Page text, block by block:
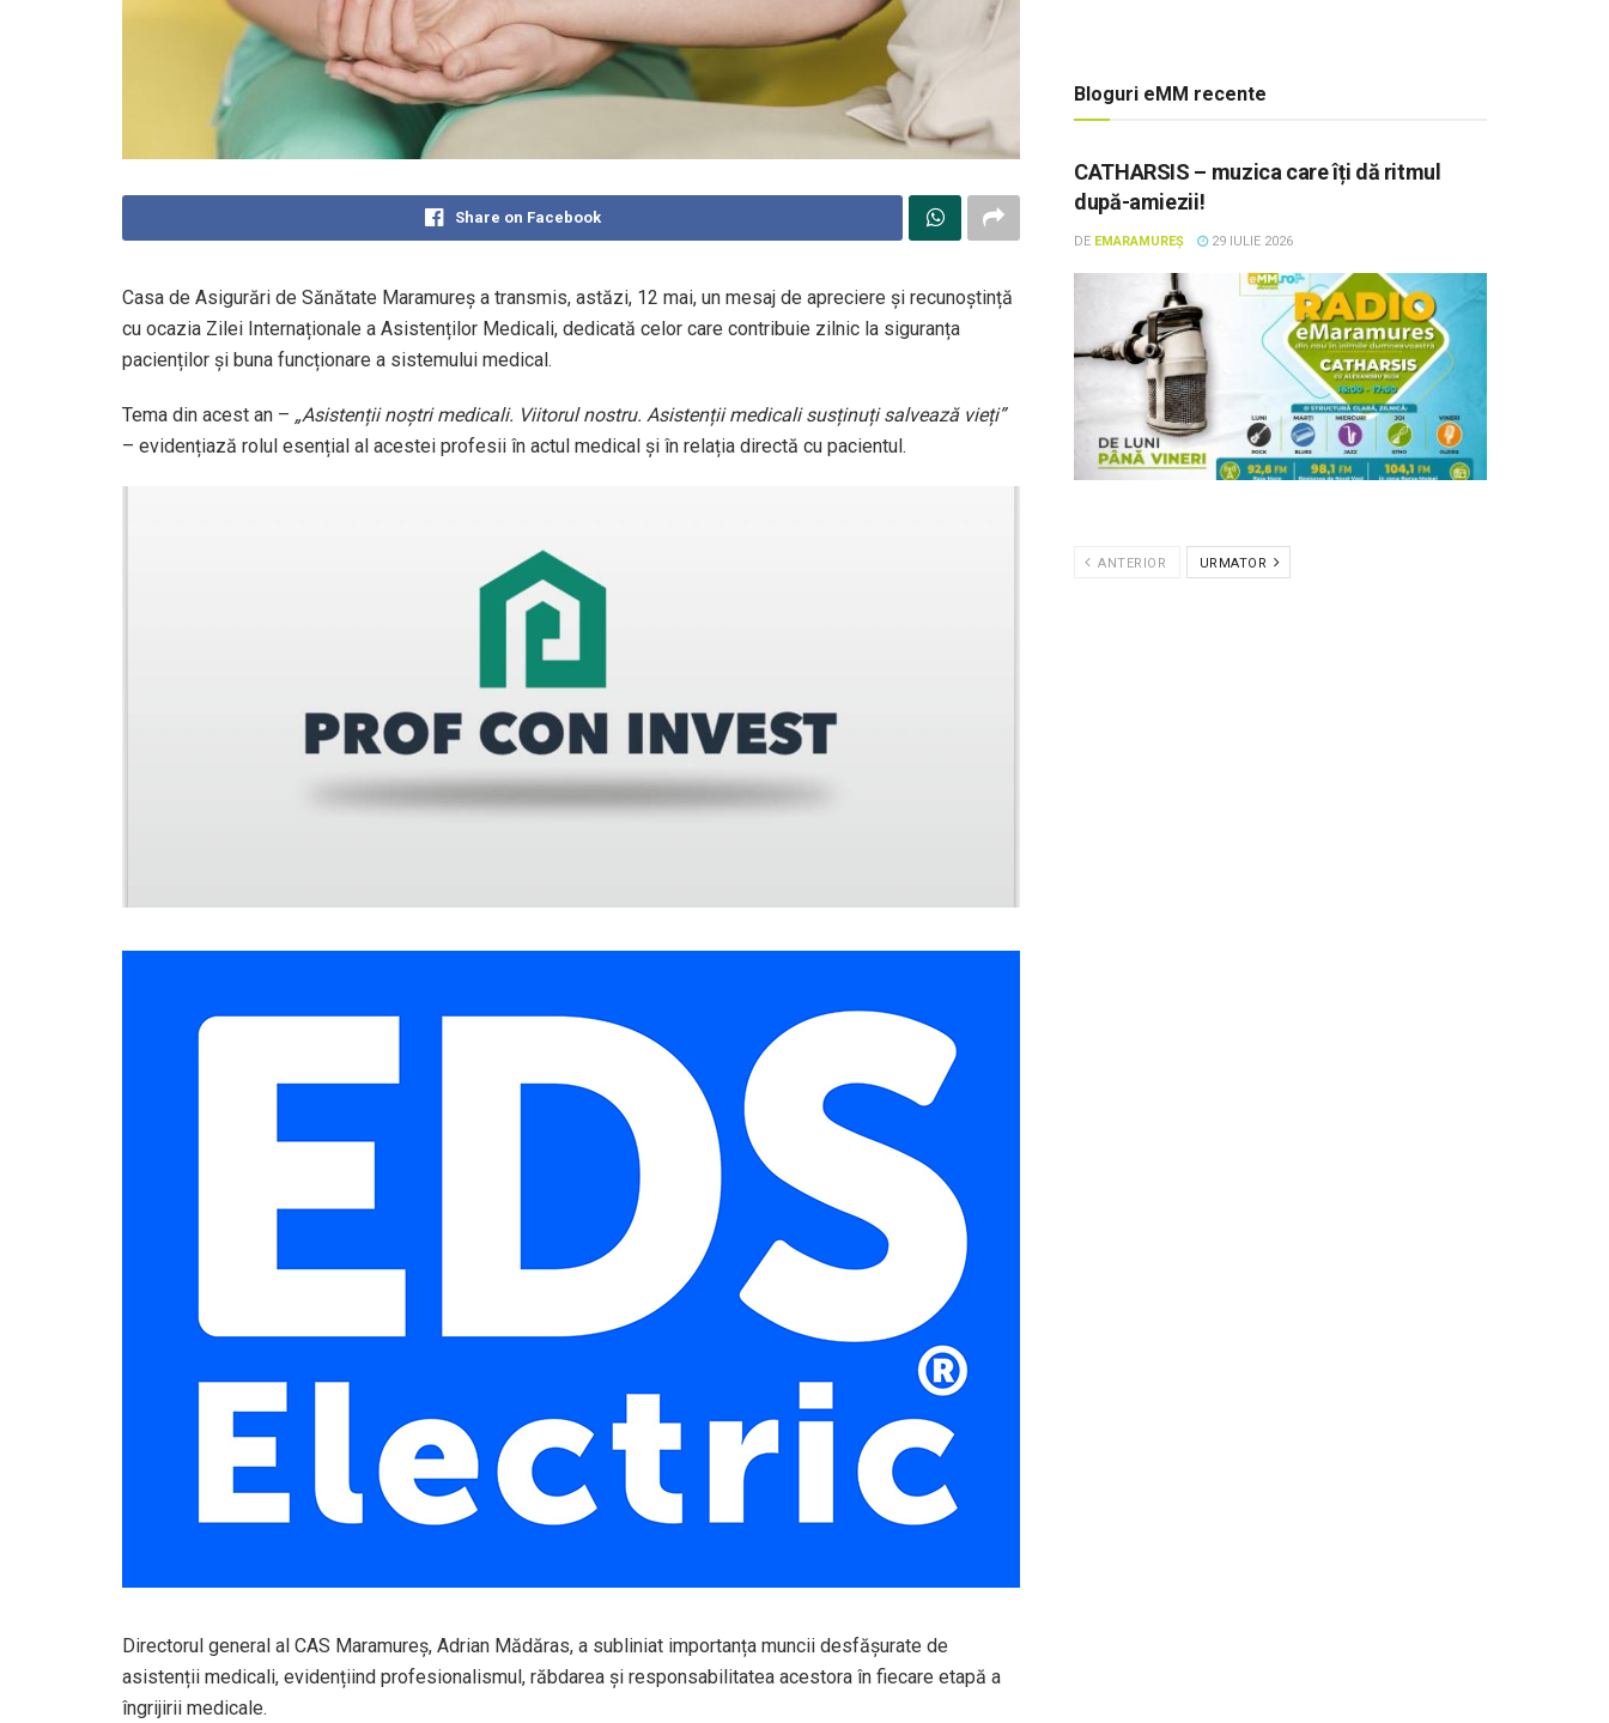
Share on Facebook
Casa de Asigurări de Sănătate Maramureș a transmis, astăzi, 12 mai, un mesaj de apreciere și recunoștință
cu ocazia Zilei Internaționale a Asistenților Medicali, dedicată celor care contribuie zilnic la siguranța
pacienților și buna funcționare a sistemului medical.
Tema din acest an – „Asistenții noștri medicali. Viitorul nostru. Asistenții medicali susținuți salvează vieți”
– evidențiază rolul esențial al acestei profesii în actul medical și în relația directă cu pacientul.
Directorul general al CAS Maramureș, Adrian Mădăras, a subliniat importanța muncii desfășurate de
asistenții medicali, evidențiind profesionalismul, răbdarea și responsabilitatea acestora în fiecare etapă a
îngrijirii medicale.
Bloguri eMM recente
CATHARSIS – muzica care îți dă ritmul
după-amiezii!
DE EMARAMUREȘ 29 IULIE 2026
ANTERIOR URMATOR